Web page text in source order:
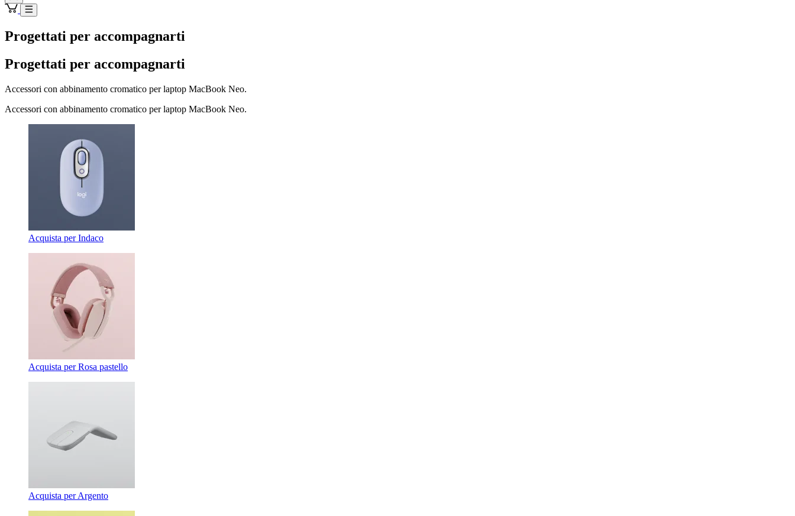
Progettati per accompagnarti
Progettati per accompagnarti
Accessori con abbinamento cromatico per laptop MacBook Neo.
Accessori con abbinamento cromatico per laptop MacBook Neo.
Acquista per Indaco
Acquista per Rosa pastello
Acquista per Argento